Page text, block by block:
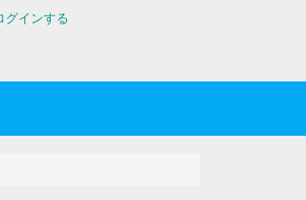
グインする